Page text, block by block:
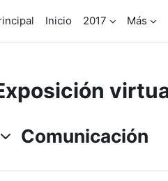
Inicio 2017 Más
Diagrama de
Comunicación